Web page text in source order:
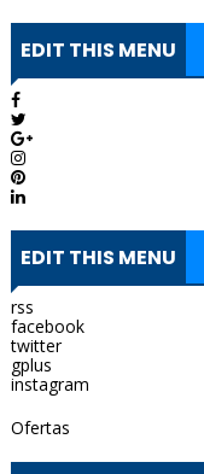
EDIT THIS MENU
EDIT THIS MENU
rss
facebook
twitter
gplus
instagram
Ofertas